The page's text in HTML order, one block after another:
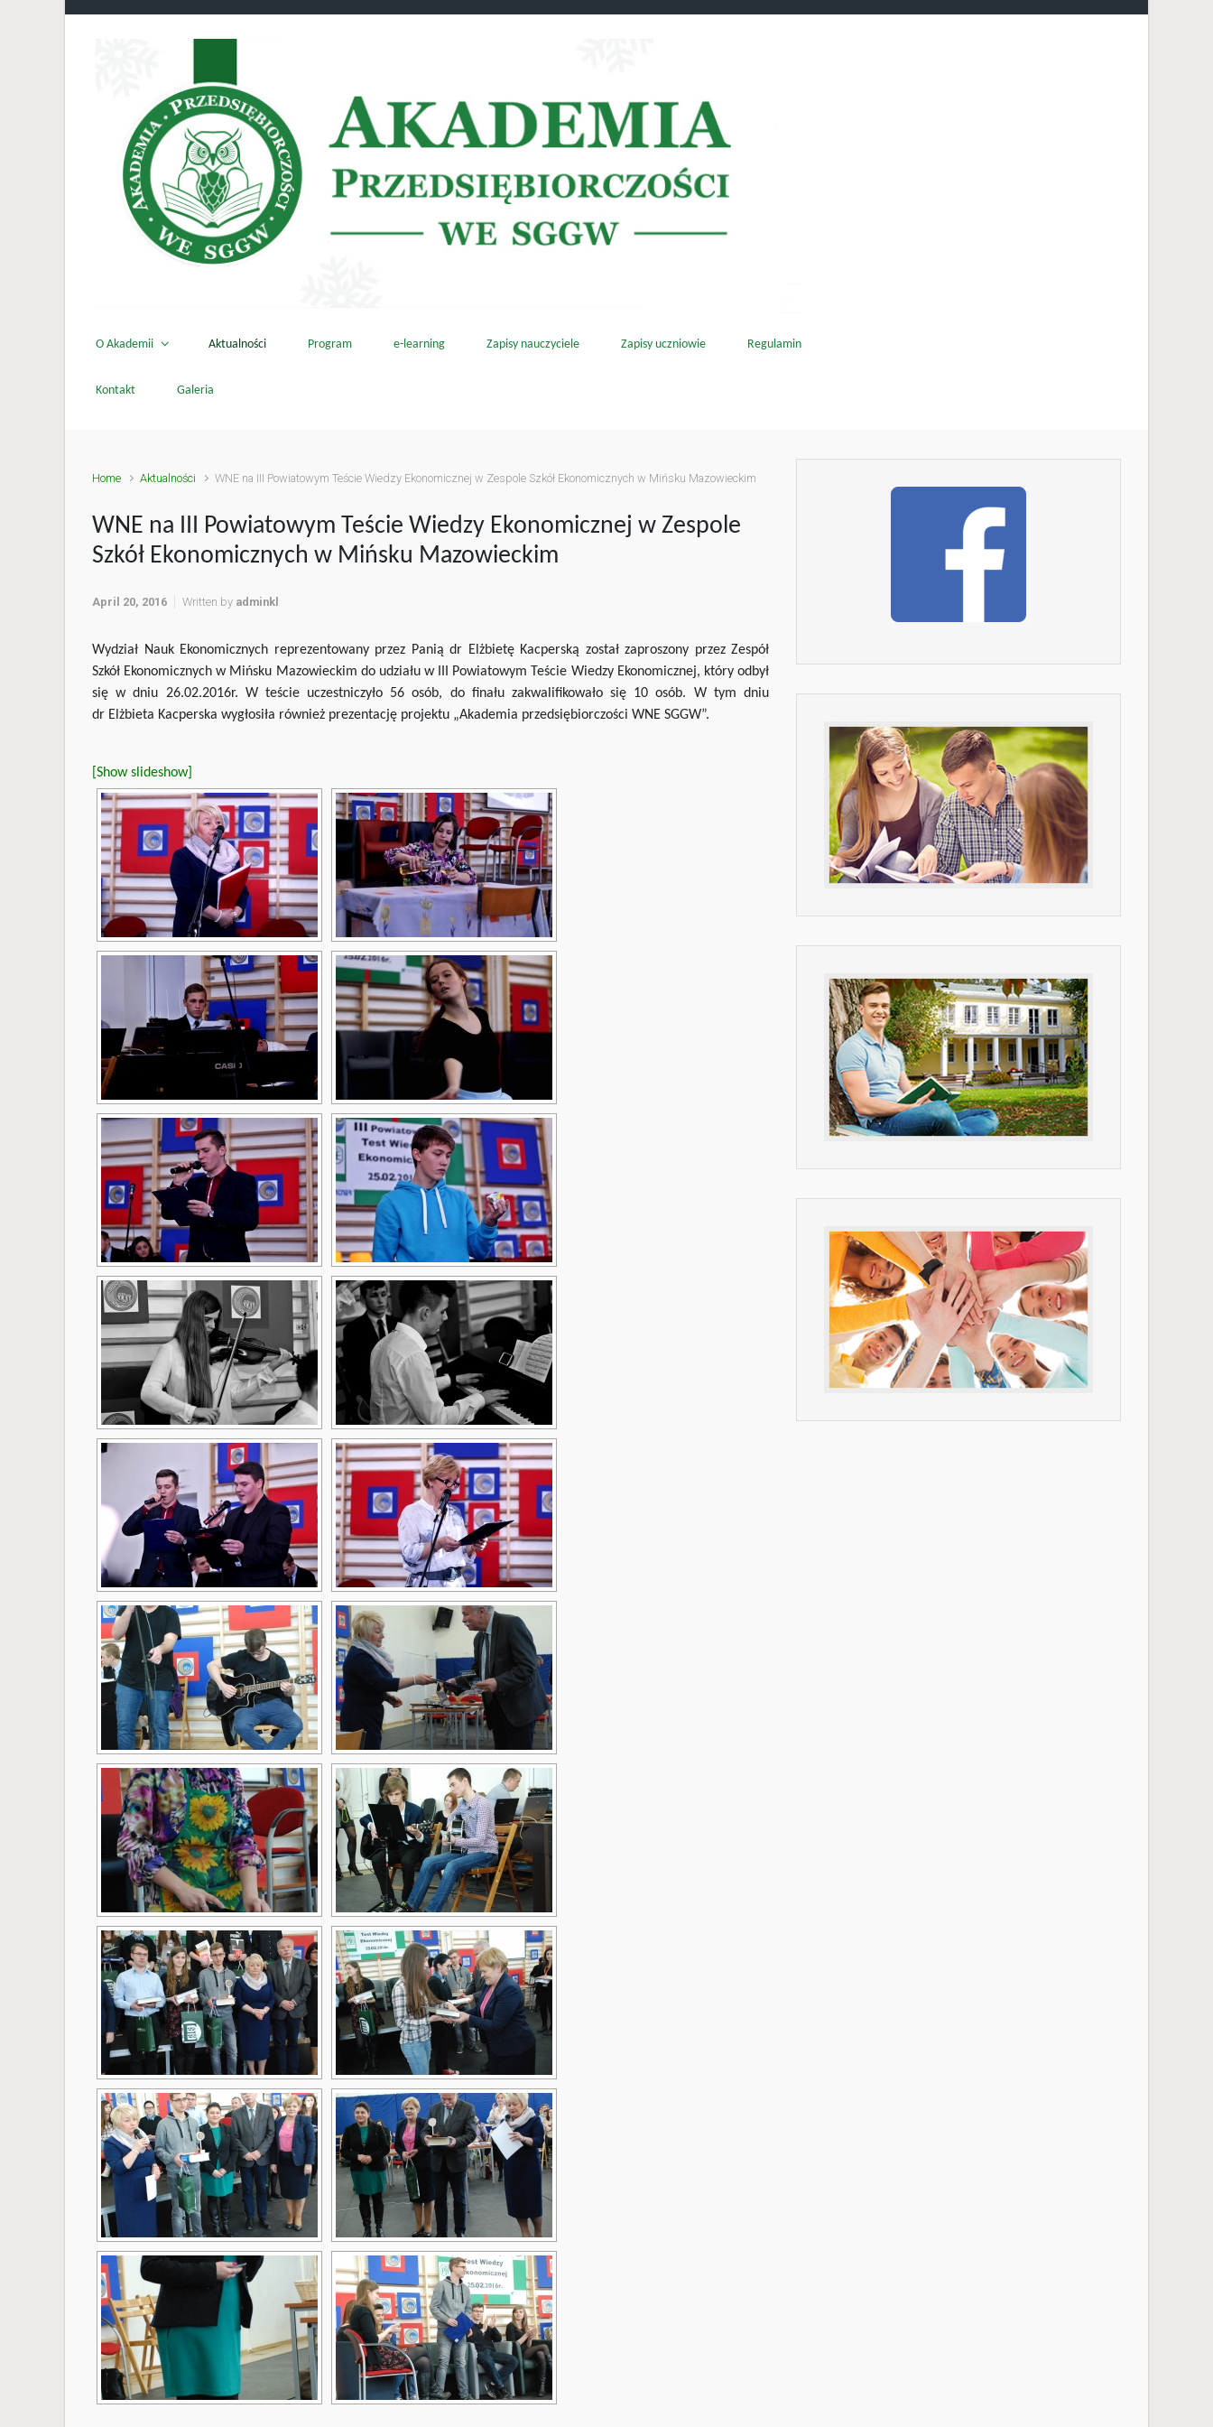
O Akademii Aktualności Program e-learning Zapisy nauczyciele Zapisy uczniowie Regulamin
Kontakt Galeria
Home Aktualności WNE na III Powiatowym Teście Wiedzy Ekonomicznej w Zespole Szkół Ekonomicznych w Mińsku Mazowieckim
WNE na III Powiatowym Teście Wiedzy Ekonomicznej w Zespole
Szkół Ekonomicznych w Mińsku Mazowieckim
April 20, 2016 Written by adminkl
Wydział Nauk Ekonomicznych reprezentowany przez Panią dr Elżbietę Kacperską został zaproszony przez Zespół
Szkół Ekonomicznych w Mińsku Mazowieckim do udziału w III Powiatowym Teście Wiedzy Ekonomicznej, który odbył
się w dniu 26.02.2016r. W teście uczestniczyło 56 osób, do finału zakwalifikowało się 10 osób. W tym dniu
dr Elżbieta Kacperska wygłosiła również prezentację projektu „Akademia przedsiębiorczości WNE SGGW”.
[Show slideshow]